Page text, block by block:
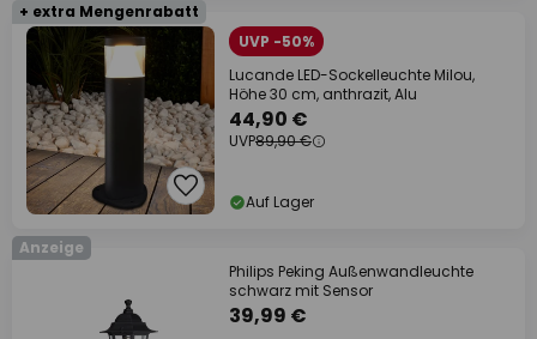
+ extra Mengenrabatt
UVP -50%
Lucande LED-Sockelleuchte Milou,
Höhe 30 cm, anthrazit, Alu
44,90 €
UVP89,90 €
Auf Lager
Anzeige
Philips Peking Außenwandleuchte
schwarz mit Sensor
39,99 €